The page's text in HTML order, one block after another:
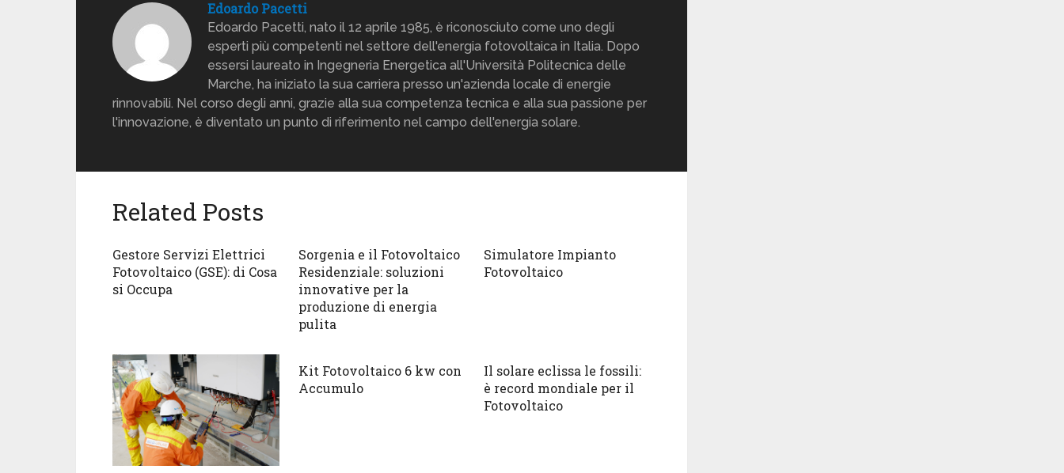
Edoardo Pacetti
Edoardo Pacetti, nato il 12 aprile 1985, è riconosciuto come uno degli
esperti più competenti nel settore dell'energia fotovoltaica in Italia. Dopo
essersi laureato in Ingegneria Energetica all'Università Politecnica delle
Marche, ha iniziato la sua carriera presso un'azienda locale di energie
rinnovabili. Nel corso degli anni, grazie alla sua competenza tecnica e alla sua passione per
l'innovazione, è diventato un punto di riferimento nel campo dell'energia solare.
Related Posts
Gestore Servizi Elettrici
Fotovoltaico (GSE): di Cosa
si Occupa
Sorgenia e il Fotovoltaico
Residenziale: soluzioni
innovative per la
produzione di energia
pulita
Simulatore Impianto
Fotovoltaico
Kit Fotovoltaico 6 kw con
Accumulo
Il solare eclissa le fossili:
è record mondiale per il
Fotovoltaico